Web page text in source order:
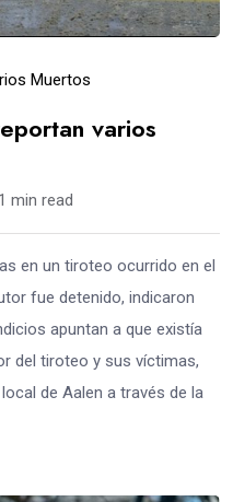
Muertos
varios
1 min read
en un tiroteo ocurrido en el
fue detenido, indicaron
apuntan a que existía
del tiroteo y sus víctimas,
de Aalen a través de la